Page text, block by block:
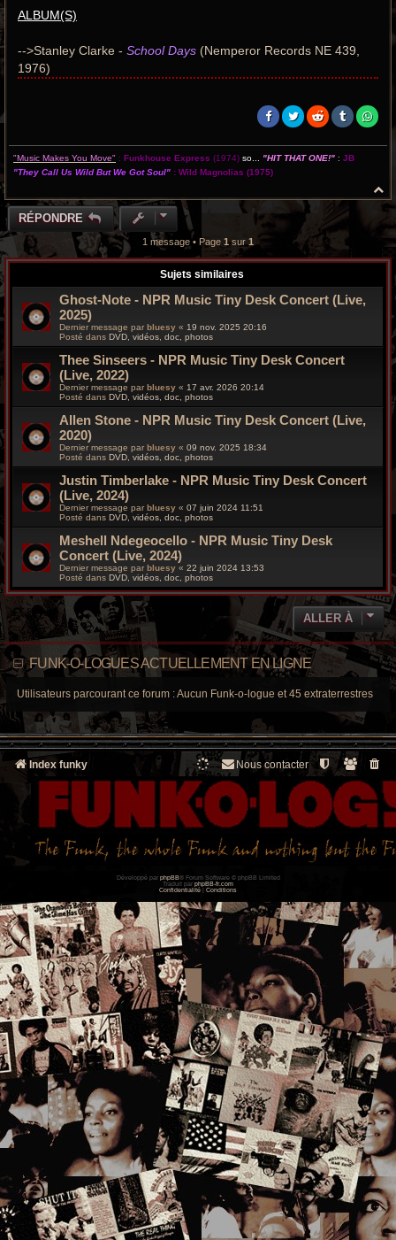
ALBUM(S)
-->Stanley Clarke - School Days (Nemperor Records NE 439,
1976)
"Music Makes You Move" : Funkhouse Express (1974) so... "HIT THAT ONE!" : JB
"They Call Us Wild But We Got Soul" : Wild Magnolias (1975)
a
t
RÉPONDRE
1 message • Page 1sur 1
Sujets similaires
Ghost-Note - NPR Music Tiny Desk Concert (Live,
2025)
Dernier message par bluesy « 19 nov. 2025 20:16
Posté dans DVD, vidéos, doc, photos
Thee Sinseers - NPR Music Tiny Desk Concert
(Live, 2022)
Dernier message par bluesy « 17 avr. 2026 20:14
Posté dans DVD, vidéos, doc, photos
Allen Stone - NPR Music Tiny Desk Concert (Live,
2020)
Dernier message par bluesy « 09 nov. 2025 18:34
Posté dans DVD, vidéos, doc, photos
Justin Timberlake - NPR Music Tiny Desk Concert
(Live, 2024)
Dernier message par bluesy « 07 juin 2024 11:51
Posté dans DVD, vidéos, doc, photos
Meshell Ndegeocello - NPR Music Tiny Desk
Concert (Live, 2024)
Dernier message par bluesy « 22 juin 2024 13:53
Posté dans DVD, vidéos, doc, photos
ALLER À
FUNK-O-LOGUES ACTUELLEMENT EN LIGNE
Utilisateurs parcourant ce forum : Aucun Funk-o-logue et 45 extraterrestres
Index funky Nous contacter
Développé par phpBB® Forum Software © phpBB Limited
Traduit par phpBB-fr.com
Confidentialité | Conditions